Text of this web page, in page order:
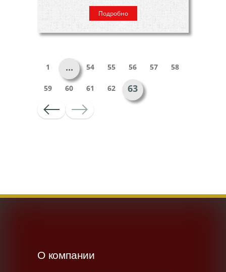
Подробно
1 ... 54 55 56 57 58
59 60 61 62 63
О компании